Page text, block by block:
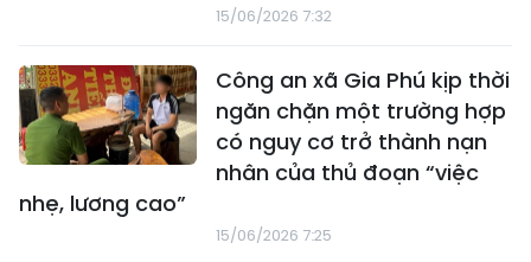
15/06/2026 7:32
Công an xã Gia Phú kịp thời
ngăn chặn một trường hợp
có nguy cơ trở thành nạn
nhân của thủ đoạn “việc
nhẹ, lương cao”
15/06/2026 7:25